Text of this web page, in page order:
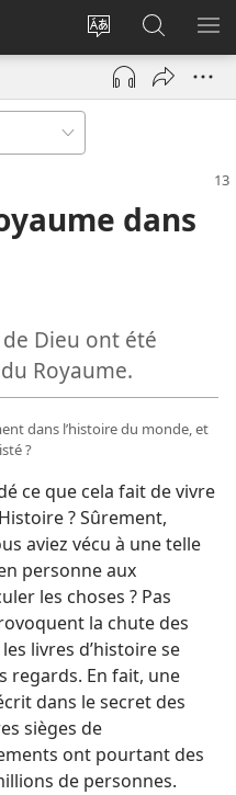
Changer
langue
Se
connecter
(ouvre
nouvelle
sur
JW.ORG
dans
Dieu ont été
Royaume.
dans l’histoire du monde, et
?
ce que cela fait de vivre
? Sûrement,
aviez vécu à une telle
personne aux
les choses ? Pas
la chute des
livres d’histoire se
regards. En fait, une
dans le secret des
sièges de
ont pourtant des
de personnes.